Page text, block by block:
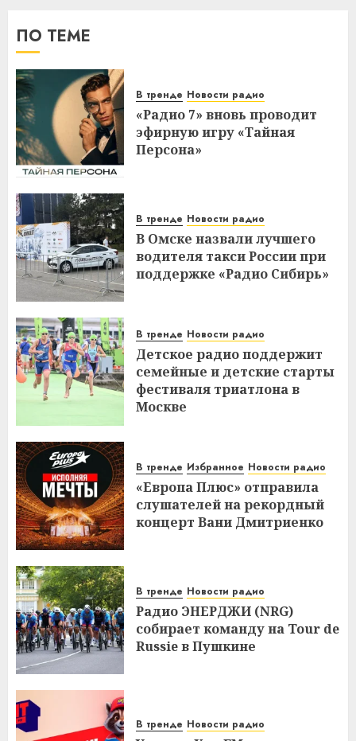
ПО ТЕМЕ
В тренде Новости радио
«Радио 7» вновь проводит
эфирную игру «Тайная
Персона»
В тренде Новости радио
В Омске назвали лучшего
водителя такси России при
поддержке «Радио Сибирь»
В тренде Новости радио
Детское радио поддержит
семейные и детские старты
фестиваля триатлона в
Москве
В тренде Избранное Новости радио
«Европа Плюс» отправила
слушателей на рекордный
концерт Вани Дмитриенко
В тренде Новости радио
Радио ЭНЕРДЖИ (NRG)
собирает команду на Tour de
Russie в Пушкине
В тренде Новости радио